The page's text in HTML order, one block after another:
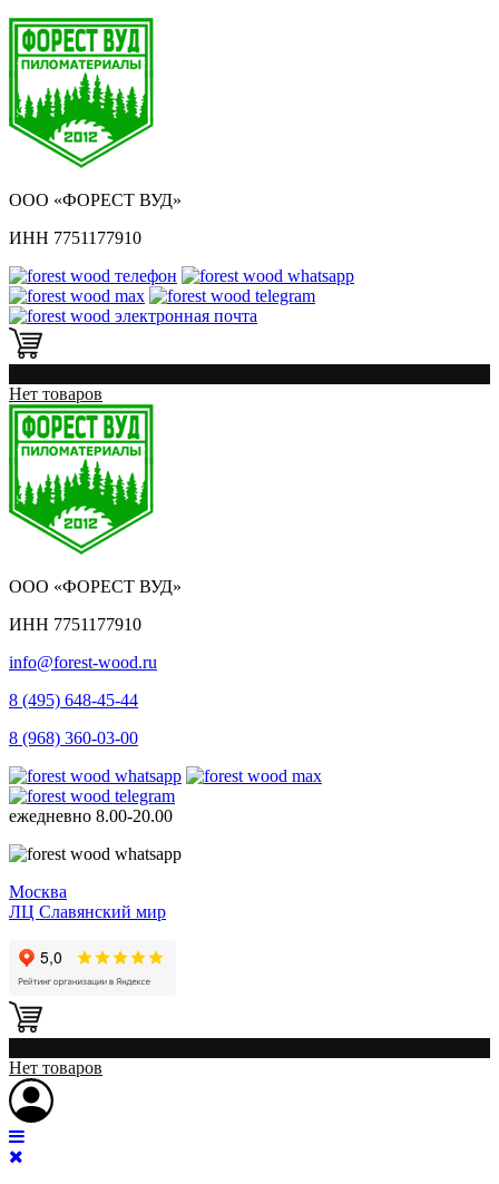
ООО «ФОРЕСТ ВУД»
ИНН 7751177910
Нет товаров
ООО «ФОРЕСТ ВУД»
ИНН 7751177910
info@forest-wood.ru
8 (495) 648-45-44
8 (968) 360-03-00
ежедневно 8.00-20.00
Москва
ЛЦ Славянский мир
Нет товаров